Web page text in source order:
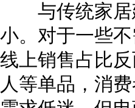
与传统家居
小。对于一些
线上销售占比
人等单品，消